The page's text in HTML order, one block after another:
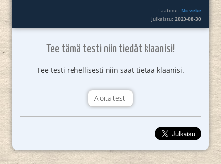
Laatinut: Mc veke
Julkaistu:2020-08-30
Tee tämä testi niin tiedät klaanisi!
Tee testi rehellisesti niin saat tietää klaanisi.
Aloita testi